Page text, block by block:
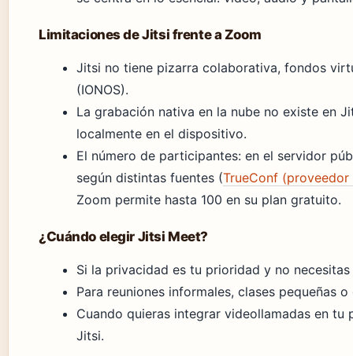
Limitaciones de Jitsi frente a Zoom
Jitsi no tiene pizarra colaborativa, fondos
(IONOS).
La grabación nativa en la nube no existe en
localmente en el dispositivo.
El número de participantes: en el servidor
según distintas fuentes (TrueConf
Zoom permite hasta 100 en su plan gratuito.
¿Cuándo elegir Jitsi Meet?
Si la privacidad es tu prioridad y no
Para reuniones informales, clases pequeñas
Cuando quieras integrar videollamadas en tu
Jitsi.